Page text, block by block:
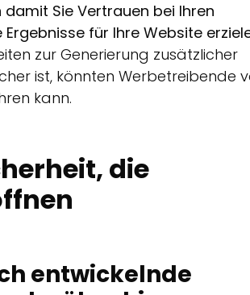
damit Sie Vertrauen bei Ihren
für Ihre Website
zur Generierung zusätzlicher
ist, könnten Werbetreibende
kann.
die
entwickelnde